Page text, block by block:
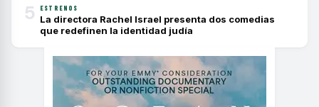
5 ESTRENOS
La directora Rachel Israel presenta dos comedias
que redefinen la identidad judía